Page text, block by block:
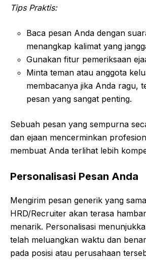
Tips Praktis:
Baca pesan Anda dengan
menangkap kalimat yang
Gunakan fitur pemeriksaan
Minta teman atau anggota
membacanya jika Anda ragu,
pesan yang sangat penting.
Sebuah pesan yang sempurna
dan ejaan mencerminkan
membuat Anda terlihat lebih
Personalisasi Pesan Anda
Mengirim pesan generik yang
HRD/Recruiter akan terasa
menarik. Personalisasi
telah meluangkan waktu dan
pada posisi atau perusahaan